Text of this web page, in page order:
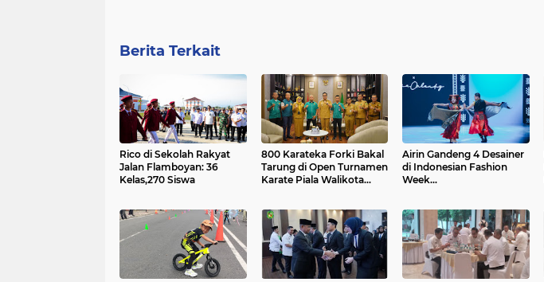
Berita Terkait
Rico di Sekolah Rakyat
Jalan Flamboyan: 36
Kelas,270 Siswa
800 Karateka Forki Bakal
Tarung di Open Turnamen
Karate Piala Walikota
Airin Gandeng 4 Desainer
di Indonesian Fashion
Week...